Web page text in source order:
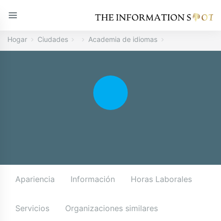
Hogar Ciudades Academia de idiomas
Apariencia Información Horas Laborales
Servicios Organizaciones similares